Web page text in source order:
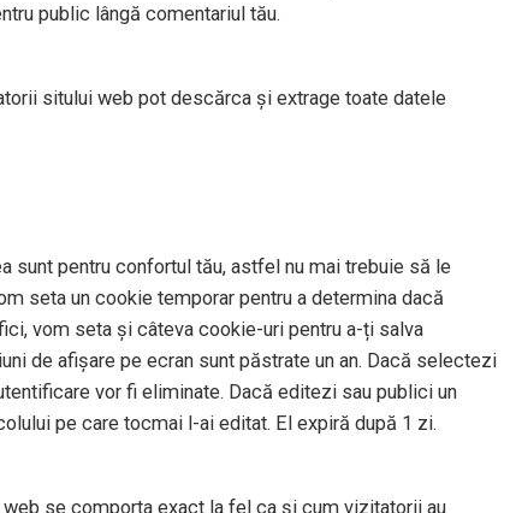
public lângă comentariul tău.
sitului web pot descărca și extrage toate datele
sunt pentru confortul tău, astfel nu mai trebuie să le
seta un cookie temporar pentru a determina dacă
vom seta și câteva cookie-uri pentru a-ți salva
de afișare pe ecran sunt păstrate un an. Dacă selectezi
vor fi eliminate. Dacă editezi sau publici un
pe care tocmai l-ai editat. El expiră după 1 zi.
se comporta exact la fel ca și cum vizitatorii au